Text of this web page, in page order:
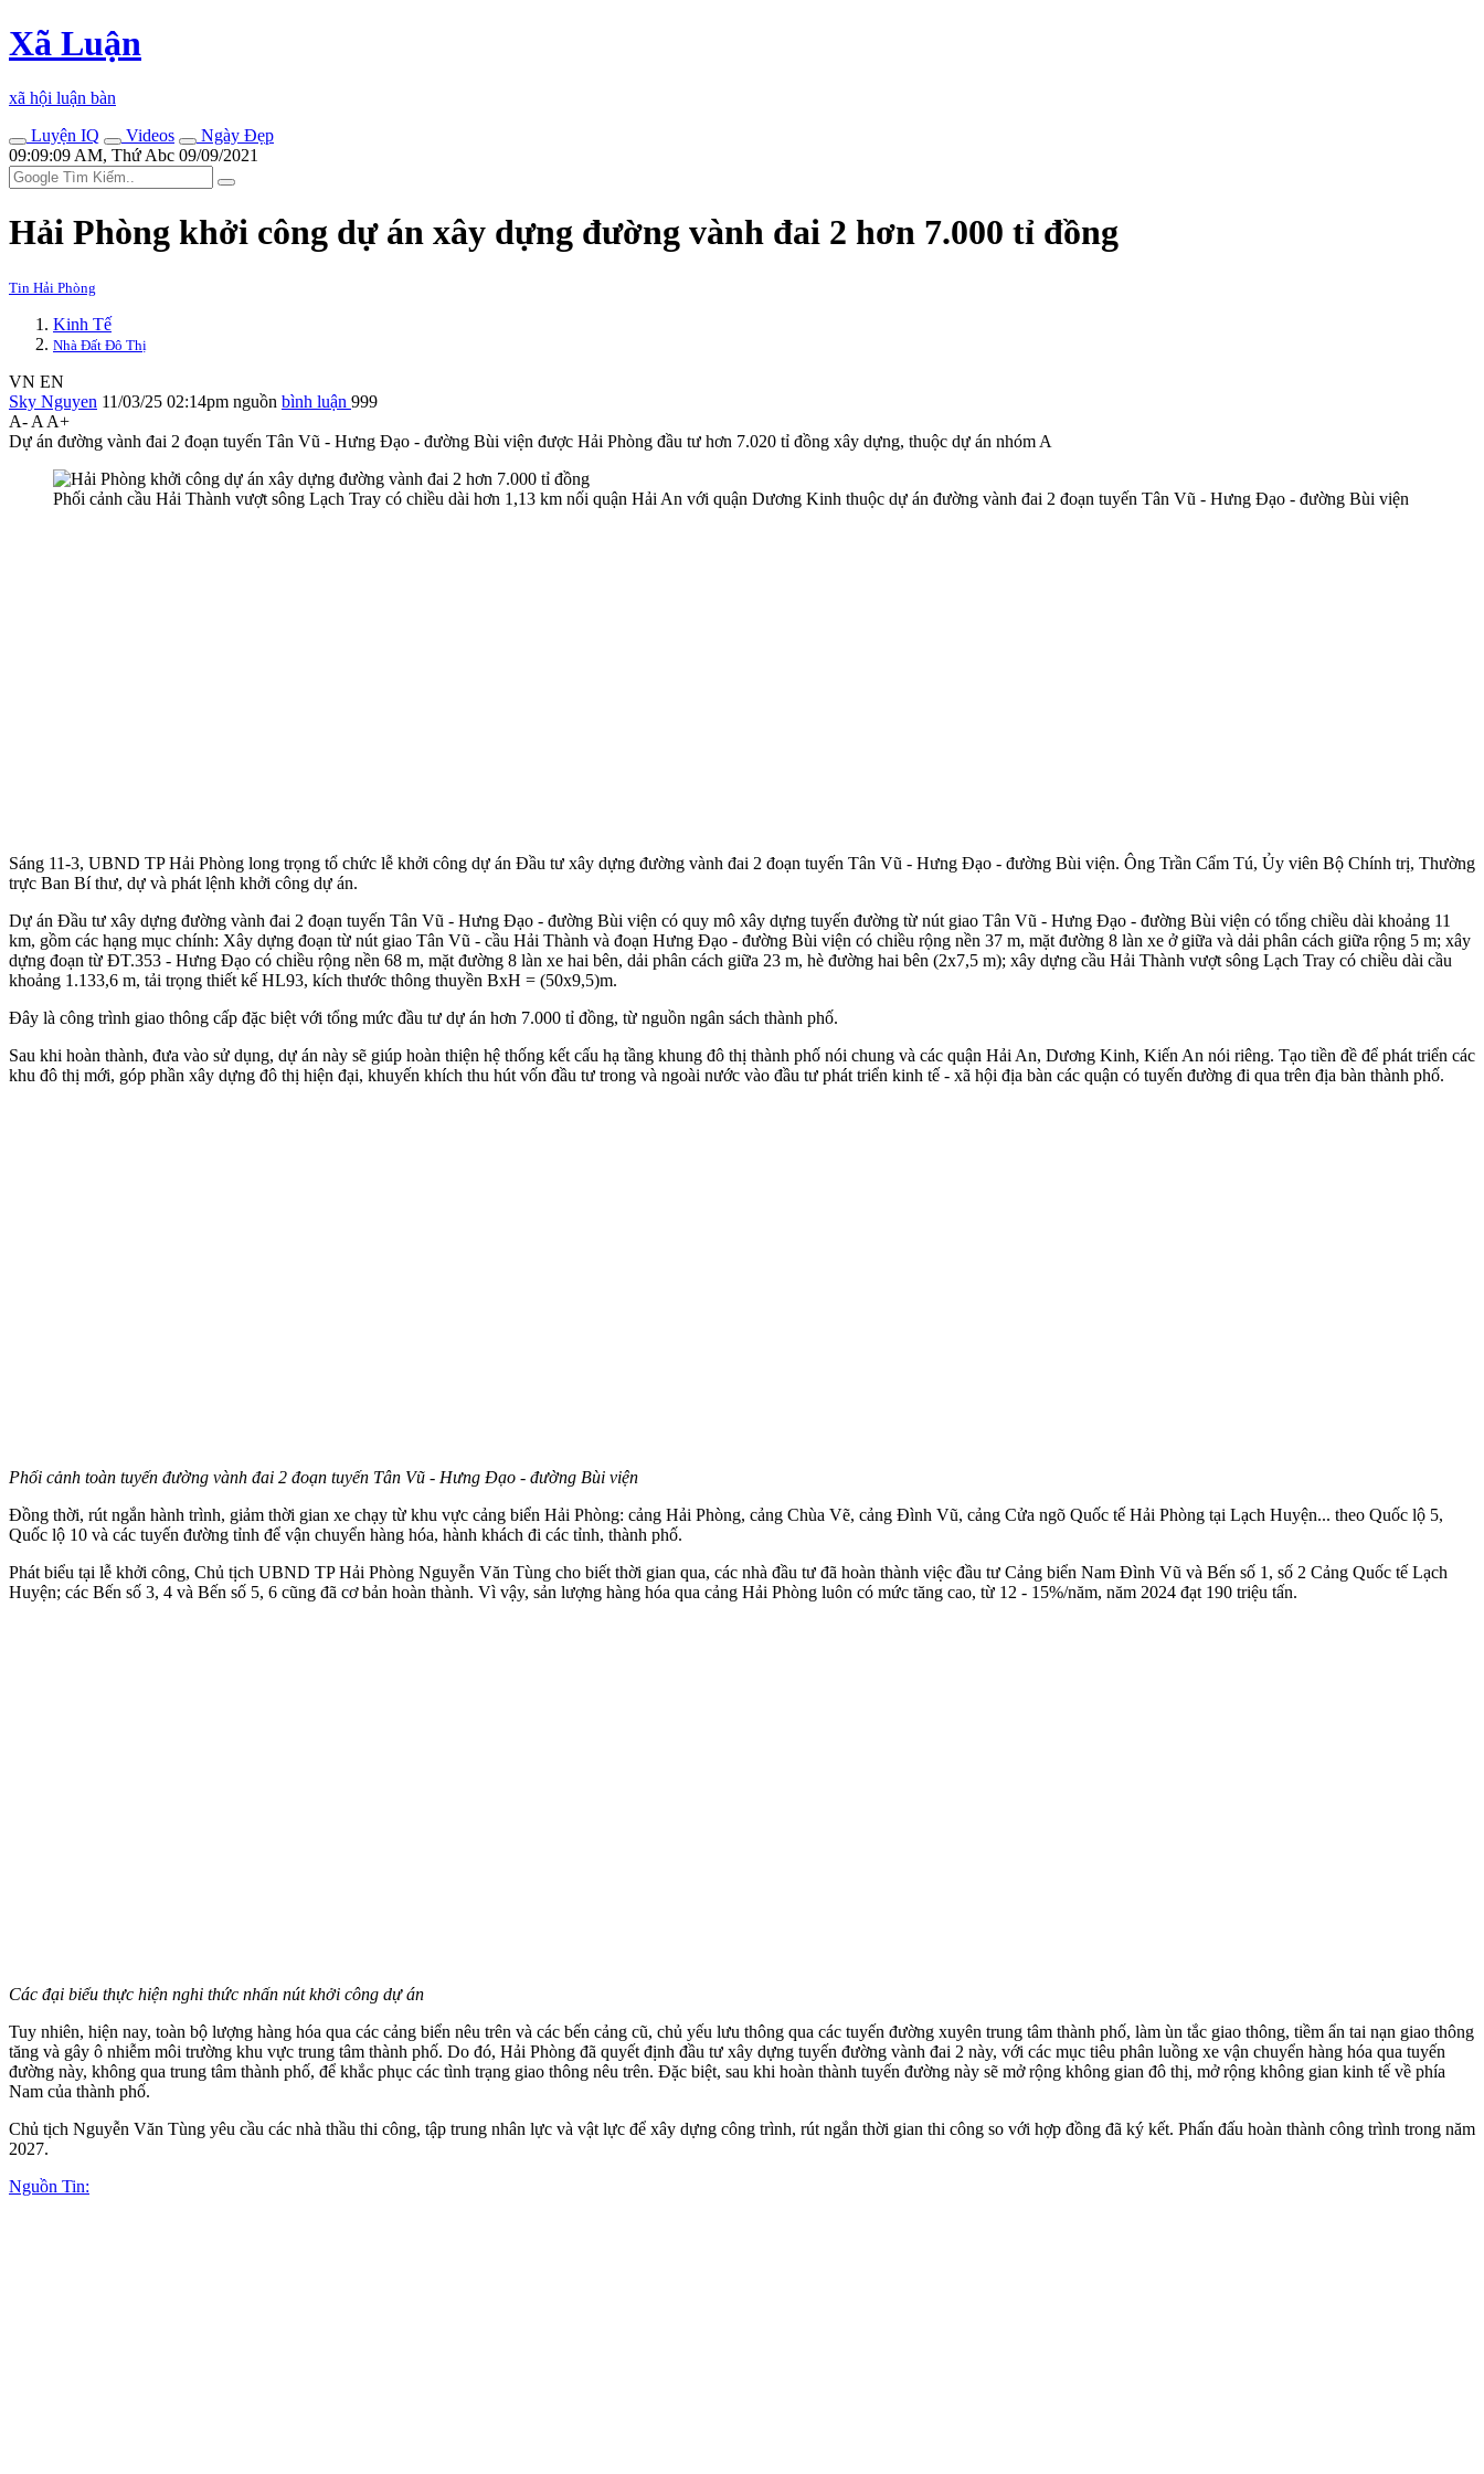
Xã Luận
xã hội luận bàn
Luyện IQ
Videos
Ngày Đẹp
09:09:09 AM, Thứ Abc 09/09/2021
Hải Phòng khởi công dự án xây dựng đường vành đai 2 hơn 7.000 tỉ đồng
Tin Hải Phòng
Kinh Tế
Nhà Đất Đô Thị
VN EN
Sky Nguyen 11/03/25 02:14pm nguồn bình luận 999
A- A A+
Dự án đường vành đai 2 đoạn tuyến Tân Vũ - Hưng Đạo - đường Bùi viện được Hải Phòng đầu tư hơn 7.020 tỉ đồng xây dựng, thuộc dự án nhóm A
Phối cảnh cầu Hải Thành vượt sông Lạch Tray có chiều dài hơn 1,13 km nối quận Hải An với quận Dương Kinh thuộc dự án đường vành đai 2 đoạn tuyến Tân Vũ - Hưng Đạo - đường Bùi viện
Sáng 11-3, UBND TP Hải Phòng long trọng tổ chức lễ khởi công dự án Đầu tư xây dựng đường vành đai 2 đoạn tuyến Tân Vũ - Hưng Đạo - đường Bùi viện. Ông Trần Cẩm Tú, Ủy viên Bộ Chính trị, Thường
trực Ban Bí thư, dự và phát lệnh khởi công dự án.
Dự án Đầu tư xây dựng đường vành đai 2 đoạn tuyến Tân Vũ - Hưng Đạo - đường Bùi viện có quy mô xây dựng tuyến đường từ nút giao Tân Vũ - Hưng Đạo - đường Bùi viện có tổng chiều dài khoảng 11
km, gồm các hạng mục chính: Xây dựng đoạn từ nút giao Tân Vũ - cầu Hải Thành và đoạn Hưng Đạo - đường Bùi viện có chiều rộng nền 37 m, mặt đường 8 làn xe ở giữa và dải phân cách giữa rộng 5 m; xây
dựng đoạn từ ĐT.353 - Hưng Đạo có chiều rộng nền 68 m, mặt đường 8 làn xe hai bên, dải phân cách giữa 23 m, hè đường hai bên (2x7,5 m); xây dựng cầu Hải Thành vượt sông Lạch Tray có chiều dài cầu
khoảng 1.133,6 m, tải trọng thiết kế HL93, kích thước thông thuyền BxH = (50x9,5)m.
Đây là công trình giao thông cấp đặc biệt với tổng mức đầu tư dự án hơn 7.000 tỉ đồng, từ nguồn ngân sách thành phố.
Sau khi hoàn thành, đưa vào sử dụng, dự án này sẽ giúp hoàn thiện hệ thống kết cấu hạ tầng khung đô thị thành phố nói chung và các quận Hải An, Dương Kinh, Kiến An nói riêng. Tạo tiền đề để phát triển các
khu đô thị mới, góp phần xây dựng đô thị hiện đại, khuyến khích thu hút vốn đầu tư trong và ngoài nước vào đầu tư phát triển kinh tế - xã hội địa bàn các quận có tuyến đường đi qua trên địa bàn thành phố.
Phối cảnh toàn tuyến đường vành đai 2 đoạn tuyến Tân Vũ - Hưng Đạo - đường Bùi viện
Đồng thời, rút ngắn hành trình, giảm thời gian xe chạy từ khu vực cảng biển Hải Phòng: cảng Hải Phòng, cảng Chùa Vẽ, cảng Đình Vũ, cảng Cửa ngõ Quốc tế Hải Phòng tại Lạch Huyện... theo Quốc lộ 5,
Quốc lộ 10 và các tuyến đường tỉnh để vận chuyển hàng hóa, hành khách đi các tỉnh, thành phố.
Phát biểu tại lễ khởi công, Chủ tịch UBND TP Hải Phòng Nguyễn Văn Tùng cho biết thời gian qua, các nhà đầu tư đã hoàn thành việc đầu tư Cảng biển Nam Đình Vũ và Bến số 1, số 2 Cảng Quốc tế Lạch
Huyện; các Bến số 3, 4 và Bến số 5, 6 cũng đã cơ bản hoàn thành. Vì vậy, sản lượng hàng hóa qua cảng Hải Phòng luôn có mức tăng cao, từ 12 - 15%/năm, năm 2024 đạt 190 triệu tấn.
Các đại biểu thực hiện nghi thức nhấn nút khởi công dự án
Tuy nhiên, hiện nay, toàn bộ lượng hàng hóa qua các cảng biển nêu trên và các bến cảng cũ, chủ yếu lưu thông qua các tuyến đường xuyên trung tâm thành phố, làm ùn tắc giao thông, tiềm ẩn tai nạn giao thông
tăng và gây ô nhiễm môi trường khu vực trung tâm thành phố. Do đó, Hải Phòng đã quyết định đầu tư xây dựng tuyến đường vành đai 2 này, với các mục tiêu phân luồng xe vận chuyển hàng hóa qua tuyến
đường này, không qua trung tâm thành phố, để khắc phục các tình trạng giao thông nêu trên. Đặc biệt, sau khi hoàn thành tuyến đường này sẽ mở rộng không gian đô thị, mở rộng không gian kinh tế về phía
Nam của thành phố.
Chủ tịch Nguyễn Văn Tùng yêu cầu các nhà thầu thi công, tập trung nhân lực và vật lực để xây dựng công trình, rút ngắn thời gian thi công so với hợp đồng đã ký kết. Phấn đấu hoàn thành công trình trong năm
2027.
Nguồn Tin: